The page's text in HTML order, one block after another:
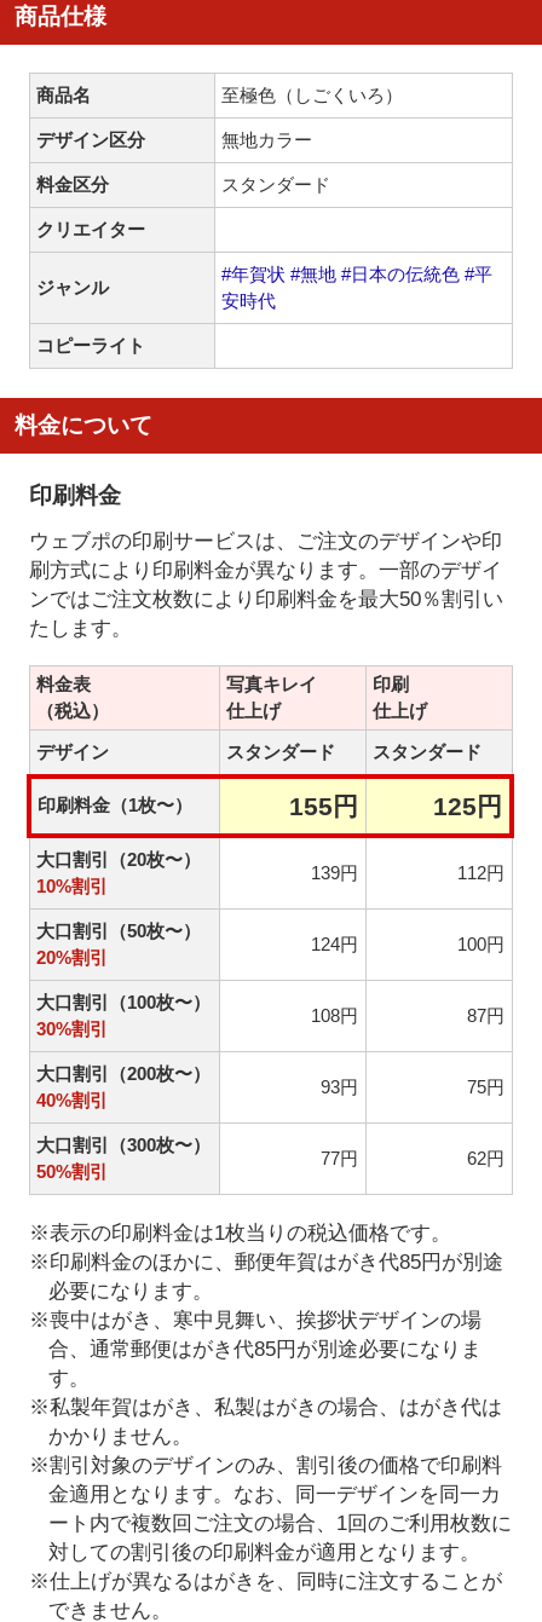
商品仕様
商品名 至極色（しごくいろ）
デザイン区分 無地カラー
料金区分 スタンダード
クリエイター
ジャンル
#年賀状 #無地 #日本の伝統色 #平
安時代
コピーライト
料金について
印刷料金
ウェブポの印刷サービスは、ご注文のデザインや印
刷方式により印刷料金が異なります。一部のデザイ
ンではご注文枚数により印刷料金を最大50％割引い
たします。
料金表
（税込）
写真キレイ
仕上げ
印刷
仕上げ
デザイン
スタンダード スタンダード
印刷料金（1枚〜） 155円 125円
大口割引（20枚〜）
10%割引
139円 112円
大口割引（50枚〜）
20%割引
124円 100円
大口割引（100枚〜）
30%割引
108円 87円
大口割引（200枚〜）
40%割引
93円 75円
大口割引（300枚〜）
50%割引
77円 62円
※表示の印刷料金は1枚当りの税込価格です。
※印刷料金のほかに、郵便年賀はがき代85円が別途
必要になります。
※喪中はがき、寒中見舞い、挨拶状デザインの場
合、通常郵便はがき代85円が別途必要になりま
す。
※私製年賀はがき、私製はがきの場合、はがき代は
かかりません。
※割引対象のデザインのみ、割引後の価格で印刷料
金適用となります。なお、同一デザインを同一カ
ート内で複数回ご注文の場合、1回のご利用枚数に
対しての割引後の印刷料金が適用となります。
※仕上げが異なるはがきを、同時に注文することが
できません。